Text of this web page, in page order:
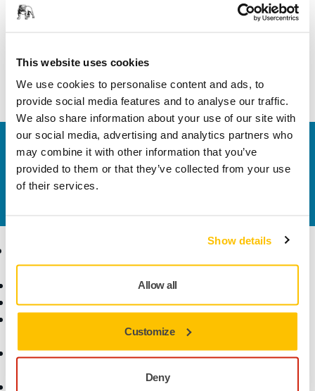
This website uses cookies
We use cookies to personalise content and ads, to
provide social media features and to analyse our traffic.
We also share information about your use of our site with
our social media, advertising and analytics partners who
may combine it with other information that you’ve
provided to them or that they’ve collected from your use
of their services.
Show details
Allow all
Customize
Deny
Vegye fel velünk a kapcsolatot
Szeretne többet tudni?Kérjük, vegye fel velünk a
kapcsolatot
Pormentes csiszolás
Kiegészítők és
Iparágak
Alkalmazások